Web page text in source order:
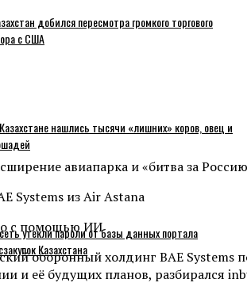
добился пересмотра громкого торгового
с США
нашлись тысячи «лишних» коров, овец и
утекли пароли от базы данных портала
Казахстана
авиапарка и «битва за
с помощью ИИ
оборонный холдинг BAE Systems
и её будущих планов, разбирался